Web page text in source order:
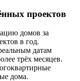
проектов
домов за
в год.
датам
трёх месяцев.
дома.